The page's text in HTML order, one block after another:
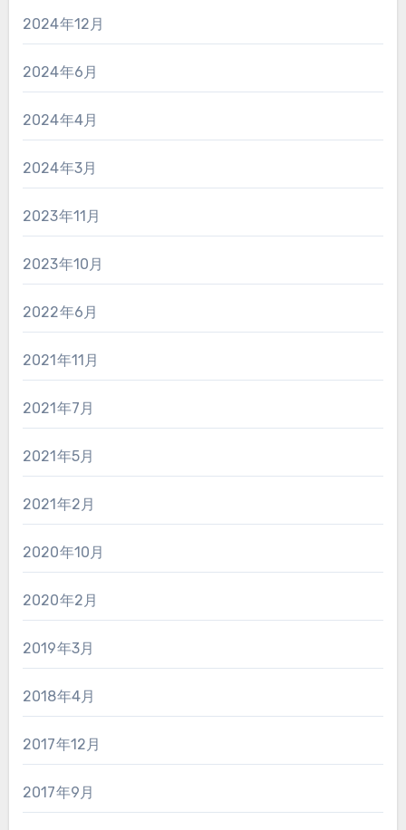
2024年12月
2024年6月
2024年4月
2024年3月
2023年11月
2023年10月
2022年6月
2021年11月
2021年7月
2021年5月
2021年2月
2020年10月
2020年2月
2019年3月
2018年4月
2017年12月
2017年9月